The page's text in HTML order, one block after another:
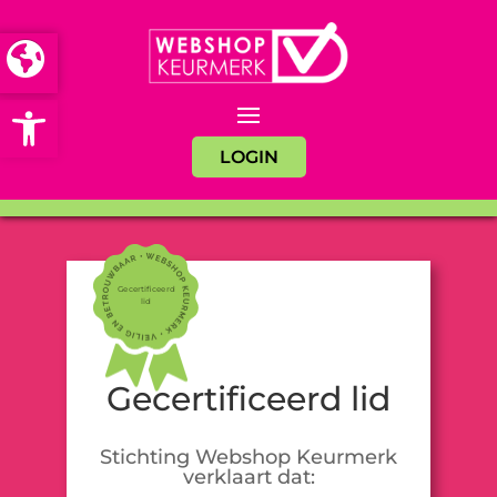
Open toolbar
LOGIN
Gecertificeerd
lid
Gecertificeerd lid
Stichting Webshop Keurmerk
verklaart dat: